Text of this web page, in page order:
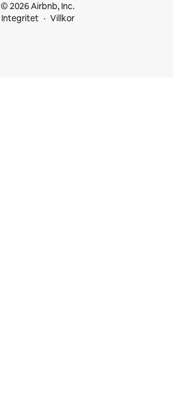
© 2026 Airbnb, Inc.
Integritet
Villkor